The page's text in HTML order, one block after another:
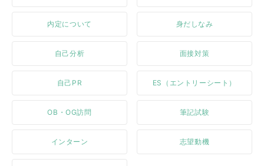
内定について 身だしなみ
自己分析 面接対策
自己PR ES（エントリーシート）
OB・OG訪問 筆記試験
インターン 志望動機